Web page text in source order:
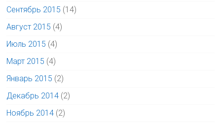
Сентябрь 2015 (14)
Август 2015 (4)
Июль 2015 (4)
Март 2015 (4)
Январь 2015 (2)
Декабрь 2014 (2)
Ноябрь 2014 (2)